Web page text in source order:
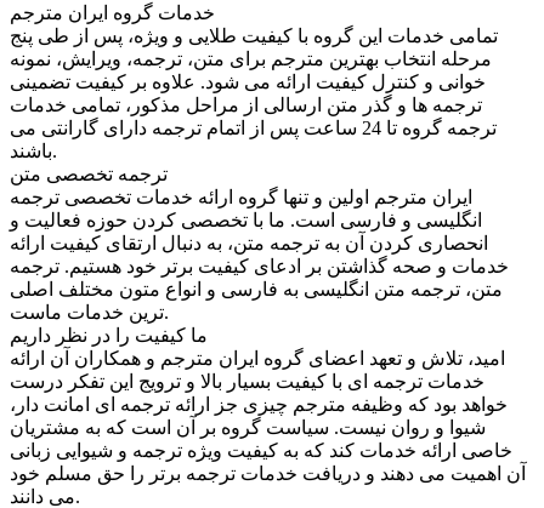
خدمات گروه ایران مترجم
تمامی خدمات این گروه با کیفیت طلایی و ویژه، پس از طی پنج
مرحله انتخاب بهترین مترجم برای متن، ترجمه، ویرایش، نمونه
خوانی و کنترل کیفیت ارائه می شود. علاوه بر کیفیت تضمینی
ترجمه ها و گذر متن ارسالی از مراحل مذکور، تمامی خدمات
ترجمه گروه تا 24 ساعت پس از اتمام ترجمه دارای گارانتی می
باشند.
ترجمه تخصصی متن
ایران مترجم اولین و تنها گروه ارائه خدمات تخصصی ترجمه
انگلیسی و فارسی است. ما با تخصصی کردن حوزه فعالیت و
انحصاری کردن آن به ترجمه متن، به دنبال ارتقای کیفیت ارائه
خدمات و صحه گذاشتن بر ادعای کیفیت برتر خود هستیم. ترجمه
متن، ترجمه متن انگلیسی به فارسی و انواع متون مختلف اصلی
ترین خدمات ماست.
ما کیفیت را در نظر داریم
امید، تلاش و تعهد اعضای گروه ایران مترجم و همکاران آن ارائه
خدمات ترجمه ای با کیفیت بسیار بالا و ترویج این تفکر درست
خواهد بود که وظیفه مترجم چیزی جز ارائه ترجمه ای امانت دار،
شیوا و روان نیست. سیاست گروه بر آن است که به مشتریان
خاصی ارائه خدمات کند که به کیفیت ویژه ترجمه و شیوایی زبانی
آن اهمیت می دهند و دریافت خدمات ترجمه برتر را حق مسلم خود
می دانند.